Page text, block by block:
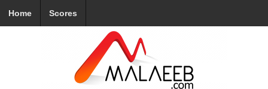
Home Scores